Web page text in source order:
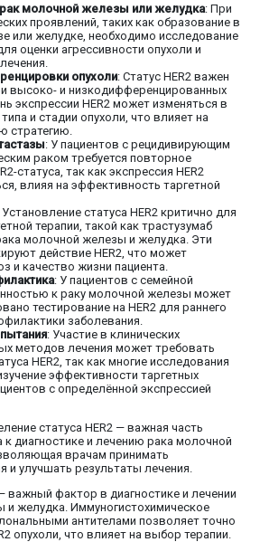
молочной железы или желудка: При
проявлений, таких как образование в
или желудке, необходимо исследование
оценки агрессивности опухоли и
опухоли: Статус HER2 важен
высоко- и низкодифференцированных
экспрессии HER2 может изменяться в
и стадии опухоли, что влияет на
стратегию.
: У пациентов с рецидивирующим
раком требуется повторное
статуса, так как экспрессия HER2
влияя на эффективность таргетной
Установление статуса HER2 критично для
терапии, такой как трастузумаб
молочной железы и желудка. Эти
действие HER2, что может
и качество жизни пациента.
: У пациентов с семейной
к раку молочной железы может
тестирование на HER2 для раннего
заболевания.
: Участие в клинических
методов лечения может требовать
HER2, так как многие исследования
эффективности таргетных
с определённой экспрессией
статуса HER2 — важная часть
диагностике и лечению рака молочной
врачам принимать
улучшать результаты лечения.
важный фактор в диагностике и лечении
желудка. Иммуногистохимическое
антителами позволяет точно
опухоли, что влияет на выбор терапии.